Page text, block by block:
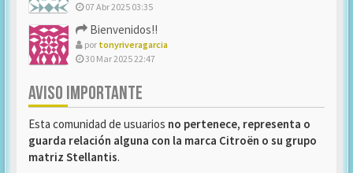
07 Abr 2025 03:35
Bienvenidos!!
por tonyriveragarcia
30 Mar 2025 22:47
AVISO IMPORTANTE
Esta comunidad de usuarios no pertenece, representa o
guarda relación alguna con la marca Citroën o su grupo
matriz Stellantis.